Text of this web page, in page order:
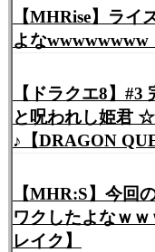
【MHRise】ライ
よなwwwwwwww
【ドラクエ8】
と呪われし姫君
♪【DRAGON
【MHR:S】今回
ワクしたよなｗ
レイク】